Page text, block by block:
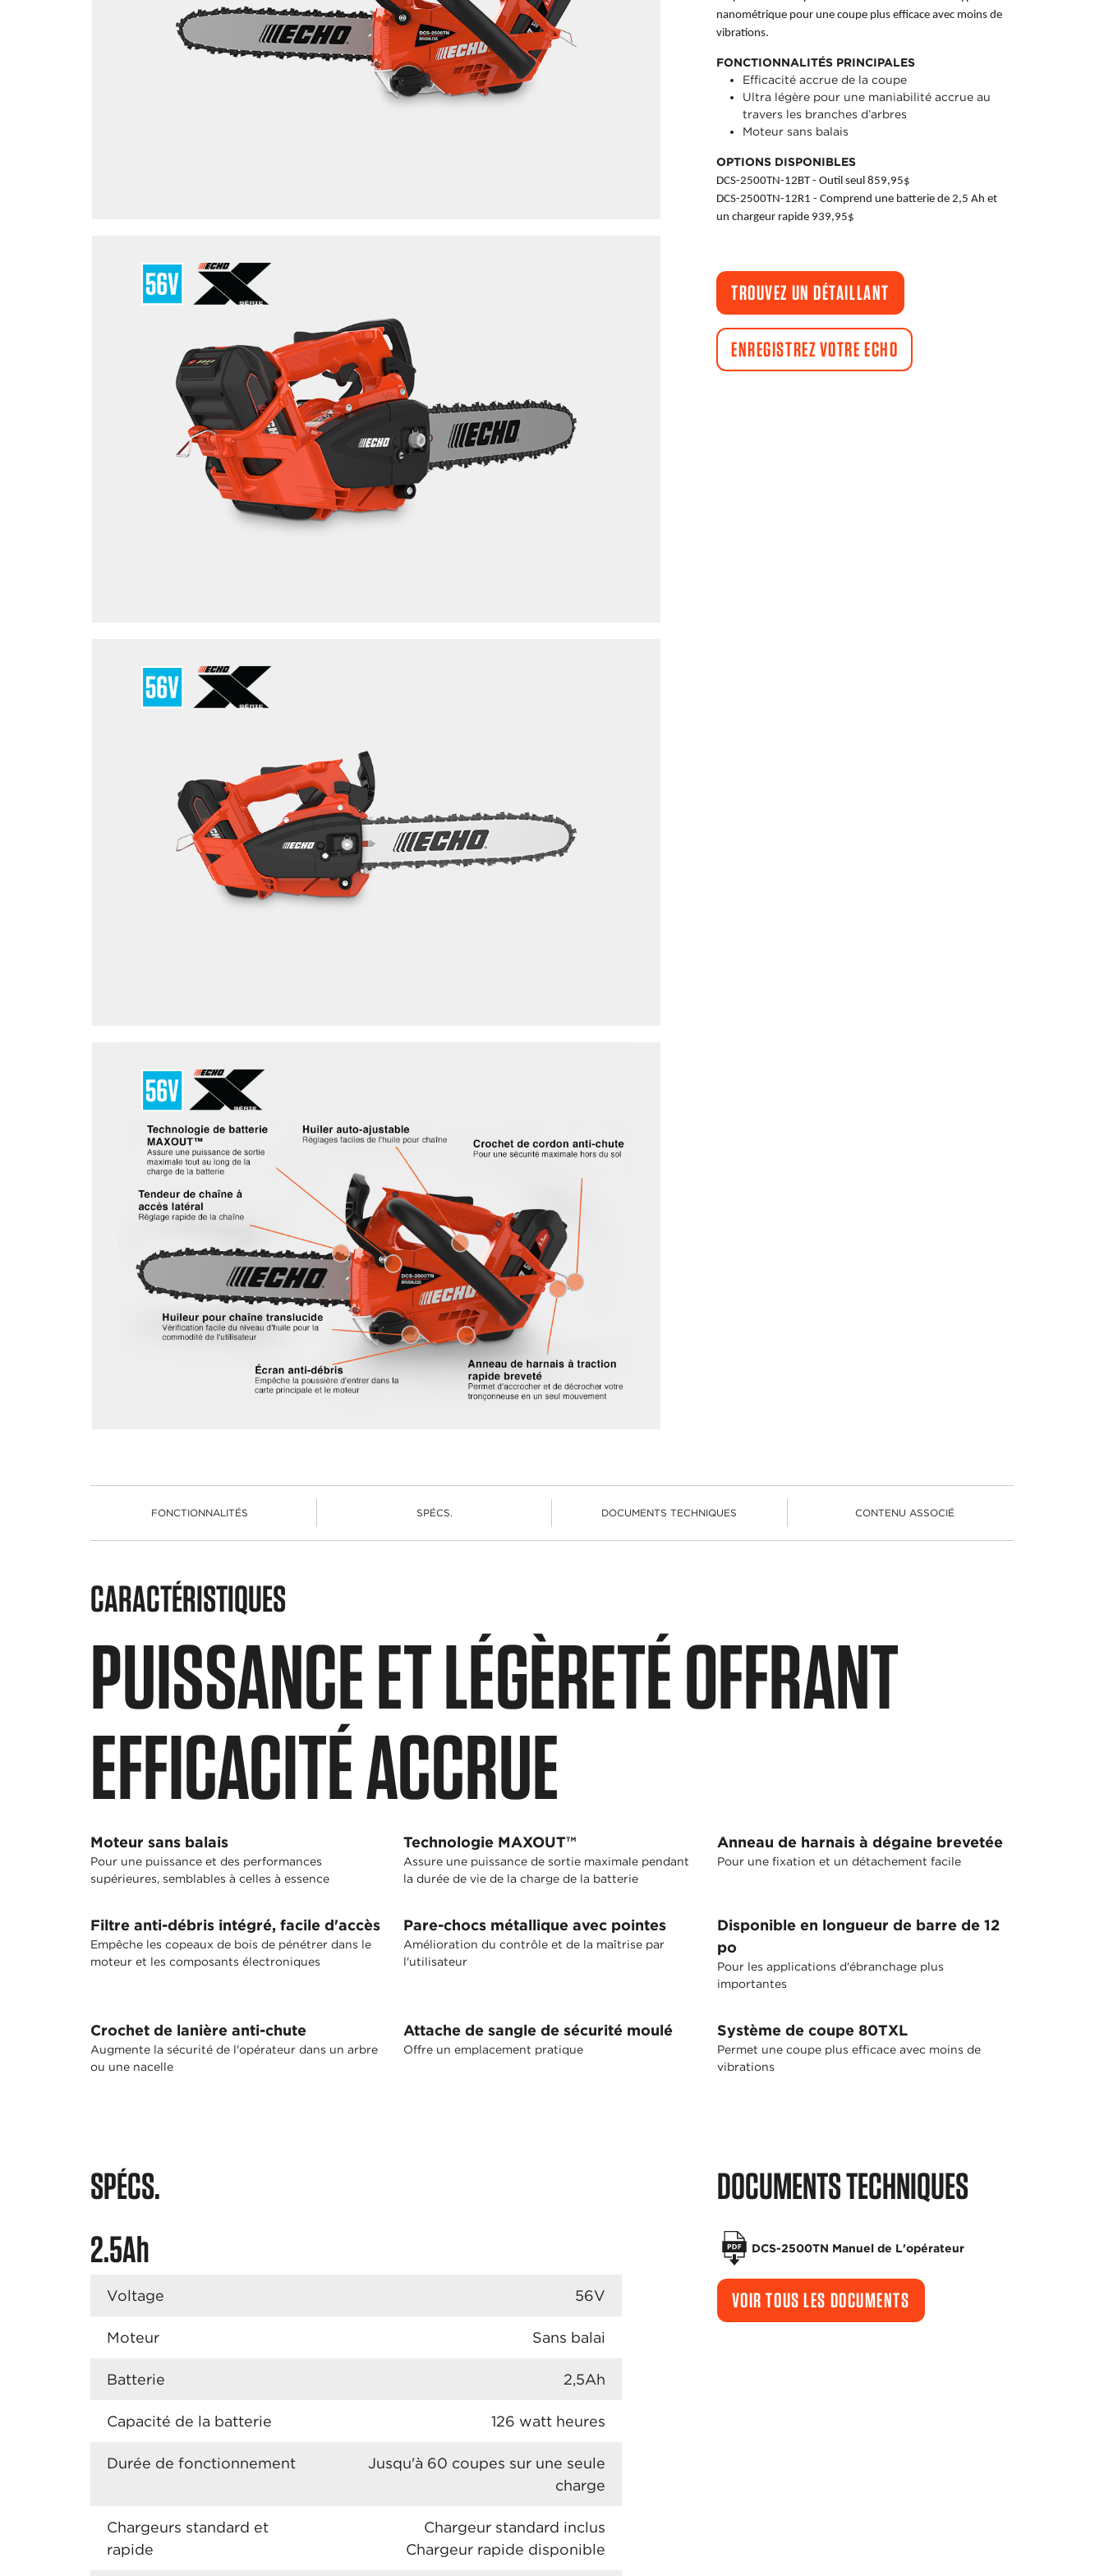
nanométrique pour une coupe plus efficace avec moins de
vibrations.
FONCTIONNALITÉS PRINCIPALES
Efficacité accrue de la coupe
Ultra légère pour une maniabilité accrue au
travers les branches d’arbres
Moteur sans balais
OPTIONS DISPONIBLES
DCS-2500TN-12BT - Outil seul 859,95$
DCS-2500TN-12R1 - Comprend une batterie de 2,5 Ah et
un chargeur rapide 939,95$
TROUVEZ UN DÉTAILLANT
ENREGISTREZ VOTRE ECHO
FONCTIONNALITÉS SPÉCS. DOCUMENTS TECHNIQUES CONTENU ASSOCIÉ
CARACTÉRISTIQUES
PUISSANCE ET LÉGÈRETÉ OFFRANT
EFFICACITÉ ACCRUE
Moteur sans balais
Pour une puissance et des performances
supérieures, semblables à celles à essence
Technologie MAXOUT™
Assure une puissance de sortie maximale pendant
la durée de vie de la charge de la batterie
Anneau de harnais à dégaine brevetée
Pour une fixation et un détachement facile
Filtre anti-débris intégré, facile d'accès
Empêche les copeaux de bois de pénétrer dans le
moteur et les composants électroniques
Pare-chocs métallique avec pointes
Amélioration du contrôle et de la maîtrise par
l'utilisateur
Disponible en longueur de barre de 12
po
Pour les applications d'ébranchage plus
importantes
Crochet de lanière anti-chute
Augmente la sécurité de l'opérateur dans un arbre
ou une nacelle
Attache de sangle de sécurité moulé
Offre un emplacement pratique
Système de coupe 80TXL
Permet une coupe plus efficace avec moins de
vibrations
SPÉCS.
2.5Ah
Voltage 56V
Moteur Sans balai
Batterie 2,5Ah
Capacité de la batterie 126 watt heures
Durée de fonctionnement
Jusqu'à 60 coupes sur une seule
charge
Chargeurs standard et
rapide
Chargeur standard inclus
Chargeur rapide disponible
DOCUMENTS TECHNIQUES
DCS-2500TN Manuel de L'opérateur
VOIR TOUS LES DOCUMENTS